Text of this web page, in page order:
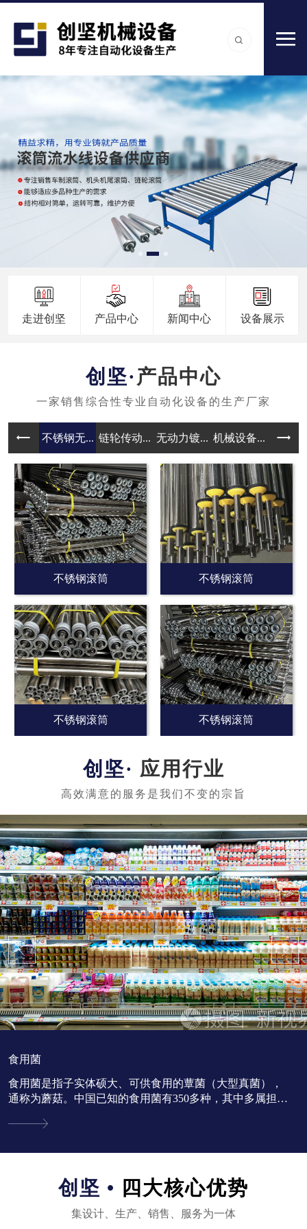
走进创坚 产品中心 新闻中心 设备展示
产品中心
不锈钢无... 链轮传动... 无动力镀... 机械设备... 无动
不锈钢滚筒 不锈钢滚筒
不锈钢滚筒 不锈钢滚筒
应用行业
食用菌
食用菌是指子实体硕大、可供食用的蕈菌（大型真菌），
通称为蘑菇。中国已知的食用菌有350多种，其中多属担子
创坚 • 四大核心优势
集设计、生产、销售、服务为一体